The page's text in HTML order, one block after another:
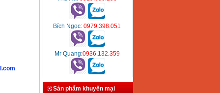
Bích Ngọc: 0979.398.051
Mr Quang:0936.132.359
Sản phẩm khuyến mại